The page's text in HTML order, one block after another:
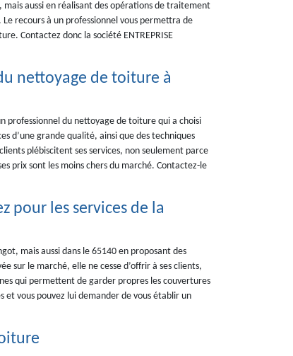
aussi en réalisant des opérations de traitement
recours à un professionnel vous permettra de
Contactez donc la société ENTREPRISE
du nettoyage de toiture à
professionnel du nettoyage de toiture qui a choisi
d’une grande qualité, ainsi que des techniques
plébiscitent ses services, non seulement parce
prix sont les moins chers du marché. Contactez-le
pour les services de la
mais aussi dans le 65140 en proposant des
sur le marché, elle ne cesse d’offrir à ses clients,
qui permettent de garder propres les couvertures
et vous pouvez lui demander de vous établir un